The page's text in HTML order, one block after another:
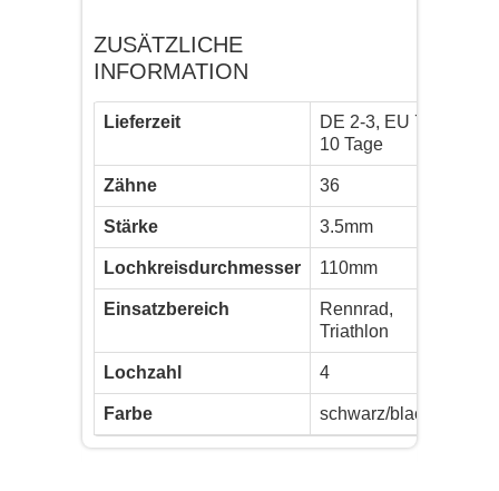
ZUSÄTZLICHE
INFORMATION
Lieferzeit
DE 2-3, EU 7-
10 Tage
Zähne 36
Stärke 3.5mm
Lochkreisdurchmesser 110mm
Einsatzbereich
Rennrad,
Triathlon
Lochzahl 4
Farbe schwarz/black